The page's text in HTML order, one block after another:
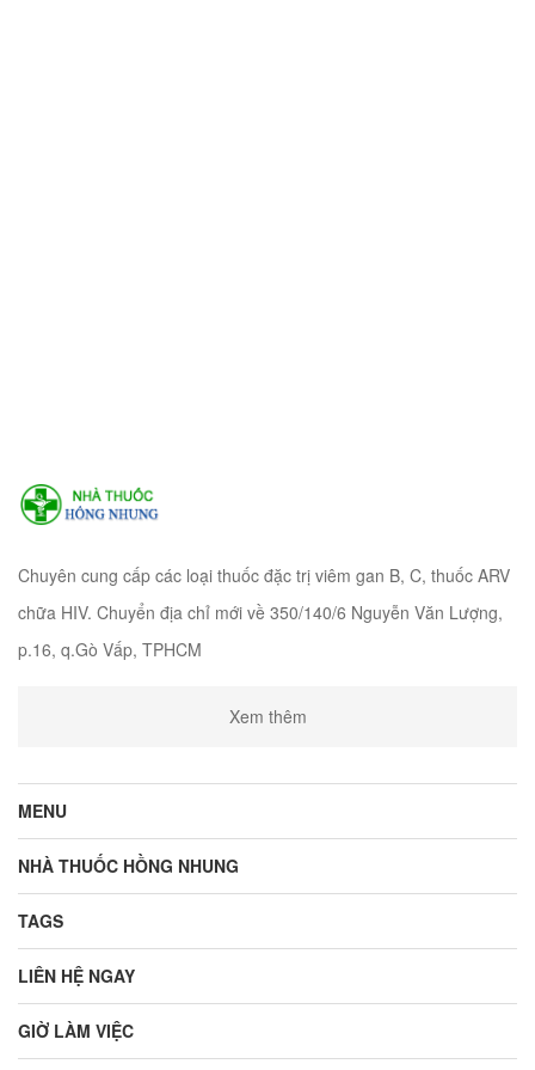
Chuyên cung cấp các loại thuốc đặc trị viêm gan B, C, thuốc ARV
chữa HIV. Chuyển địa chỉ mới về 350/140/6 Nguyễn Văn Lượng,
p.16, q.Gò Vấp, TPHCM
Xem thêm
MENU
NHÀ THUỐC HỒNG NHUNG
TAGS
LIÊN HỆ NGAY
GIỜ LÀM VIỆC